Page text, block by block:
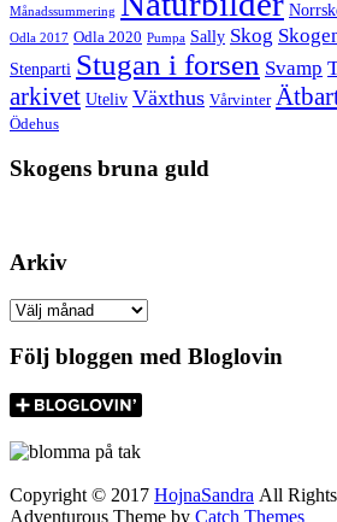
Månadssummering
Odla 2017 Odla 2020 Pumpa Sally Skog
Stenparti Stugan i forsen Svamp
arkivet Uteliv Växthus Vårvinter
Ödehus
Skogens bruna guld
Arkiv
Arkiv
Följ bloggen med Bloglovin
Copyright © 2017 HojnaSandra All
Adventurous Theme by Catch Themes